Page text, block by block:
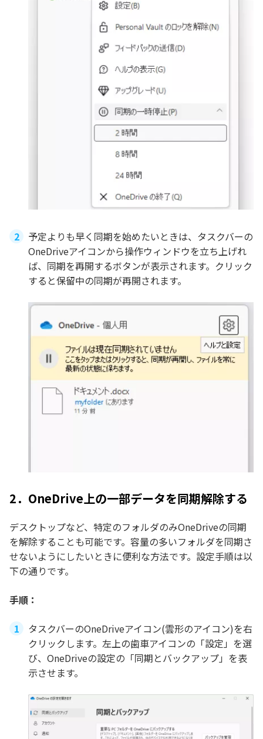
予定よりも早く同期を始めたいときは、タスクバーの
OneDriveアイコンから操作ウィンドウを立ち上げれ
ば、同期を再開するボタンが表示されます。クリック
すると保留中の同期が再開されます。
2．OneDrive上の一部データを同期解除する
デスクトップなど、特定のフォルダのみOneDriveの同期
を解除することも可能です。容量の多いフォルダを同期さ
せないようにしたいときに便利な方法です。設定手順は以
下の通りです。
手順：
タスクバーのOneDriveアイコン(雲形のアイコン)を右
クリックします。左上の歯車アイコンの「設定」を選
び、OneDriveの設定の「同期とバックアップ」を表
示させます。